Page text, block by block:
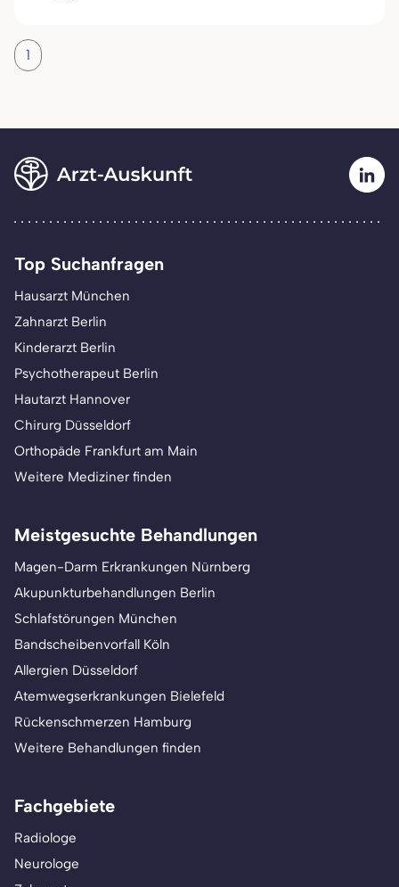
1
Top Suchanfragen
Hausarzt München
Zahnarzt Berlin
Kinderarzt Berlin
Psychotherapeut Berlin
Hautarzt Hannover
Chirurg Düsseldorf
Orthopäde Frankfurt am Main
Weitere Mediziner finden
Meistgesuchte Behandlungen
Magen-Darm Erkrankungen Nürnberg
Akupunkturbehandlungen Berlin
Schlafstörungen München
Bandscheibenvorfall Köln
Allergien Düsseldorf
Atemwegserkrankungen Bielefeld
Rückenschmerzen Hamburg
Weitere Behandlungen finden
Fachgebiete
Radiologe
Neurologe